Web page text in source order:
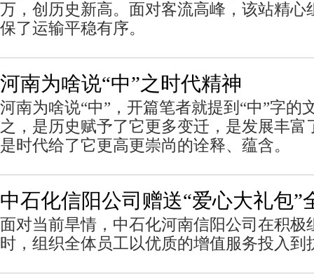
万，创历史新高。面对客流高峰，该站精心
保了运输平稳有序。
河南为啥说“中”之时代精神
河南为啥说“中”，开篇笔者就提到“中”字的
之，是历史赋予了它更多变迁，是发展丰富
是时代给了它更高更崇尚的诠释、蕴含。
中石化信阳公司赠送“爱心大礼包”
面对当前旱情，中石化河南信阳公司在积极
时，组织全体员工以优质的增值服务投入到